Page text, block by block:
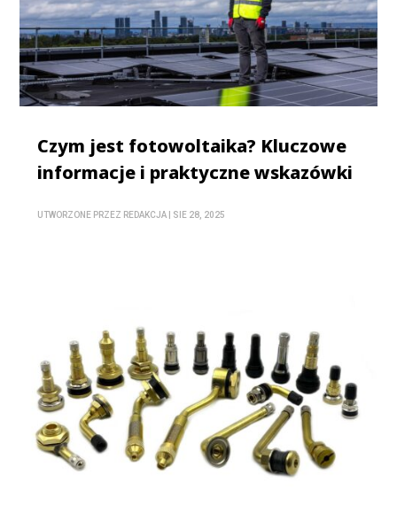
Czym jest fotowoltaika? Kluczowe
informacje i praktyczne wskazówki
UTWORZONE PRZEZ REDAKCJA SIE 28, 2025